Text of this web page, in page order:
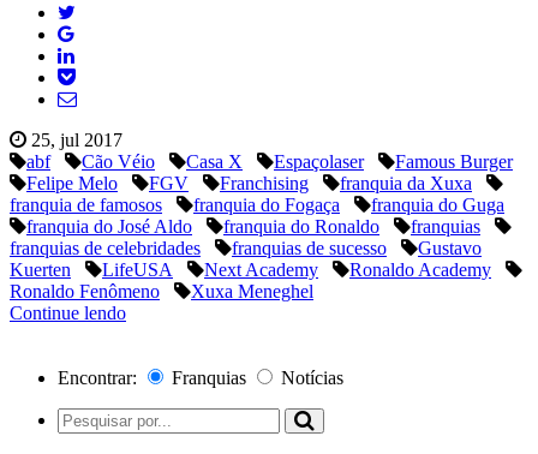
25, jul 2017
abf
Cão Véio Casa X Espaçolaser
Famous Burger
Felipe Melo
FGV Franchising
franquia da Xuxa
franquia de famosos
franquia do Fogaça
franquia do Guga
franquia do José Aldo
franquia do Ronaldo
franquias
franquias de celebridades
franquias de sucesso
Gustavo
Kuerten
LifeUSA Next Academy
Ronaldo Academy
Ronaldo Fenômeno
Xuxa Meneghel
Continue lendo
Encontrar: Franquias Notícias